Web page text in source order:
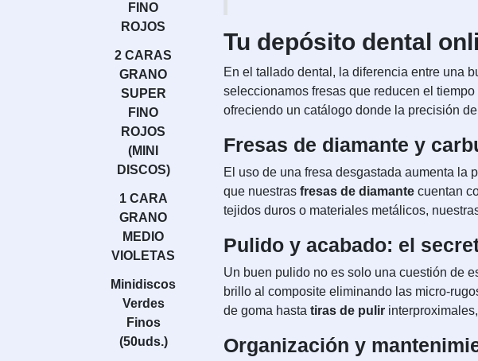
FINO
ROJOS
2 CARAS
GRANO
SUPER
FINO
ROJOS
(MINI
DISCOS)
1 CARA
GRANO
MEDIO
VIOLETAS
Minidiscos
Verdes
Finos
(50uds.)
Tu depósito dental
En el tallado dental, la diferencia entre una
seleccionamos fresas que reducen el
ofreciendo un catálogo donde la precisión de
Fresas de diamante y
El uso de una fresa desgastada aumenta la
que nuestras fresas de diamante cuentan
tejidos duros o materiales metálicos,
Pulido y acabado: el
Un buen pulido no es solo una cuestión de
brillo al composite eliminando las micro-
de goma hasta tiras de pulir
Organización y